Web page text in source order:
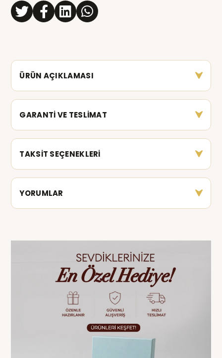
ÜRÜN AÇIKLAMASI
GARANTİ VE TESLİMAT
TAKSİT SEÇENEKLERİ
YORUMLAR